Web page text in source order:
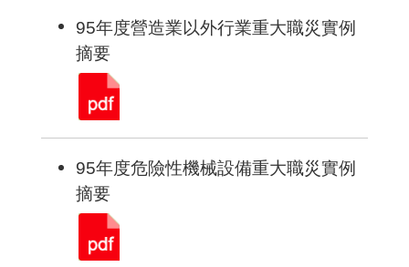
95年度營造業以外行業重大職災實例
摘要
95年度危險性機械設備重大職災實例
摘要